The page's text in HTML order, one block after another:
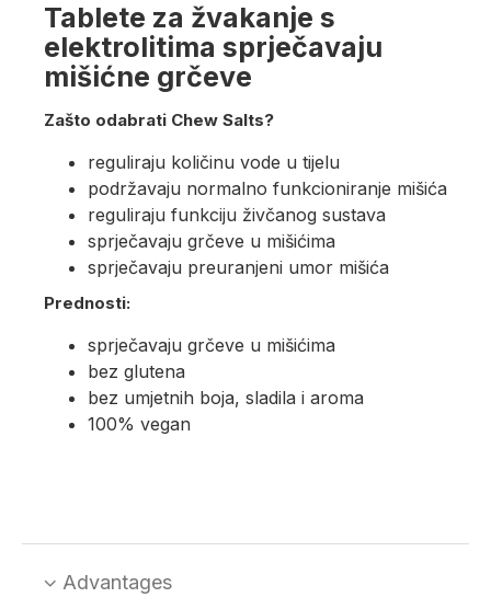
Tablete za žvakanje s
elektrolitima sprječavaju
mišićne grčeve
Zašto odabrati Chew Salts?
reguliraju količinu vode u tijelu
podržavaju normalno funkcioniranje mišića
reguliraju funkciju živčanog sustava
sprječavaju grčeve u mišićima
sprječavaju preuranjeni umor mišića
Prednosti:
sprječavaju grčeve u mišićima
bez glutena
bez umjetnih boja, sladila i aroma
100% vegan
Advantages